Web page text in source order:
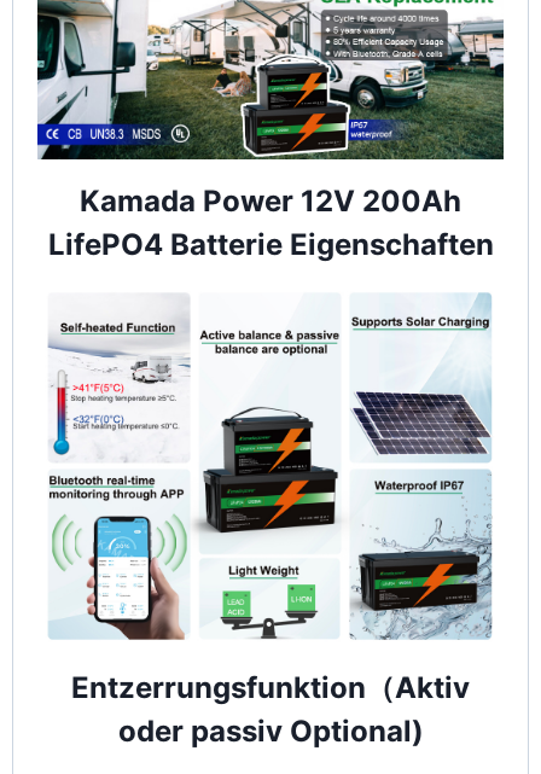
Kamada Power 12V 200Ah
LifePO4 Batterie Eigenschaften
Entzerrungsfunktion（Aktiv
oder passiv Optional)